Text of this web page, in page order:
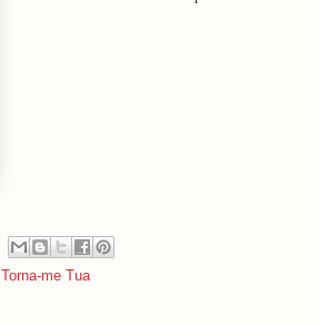
Torna-me Tua